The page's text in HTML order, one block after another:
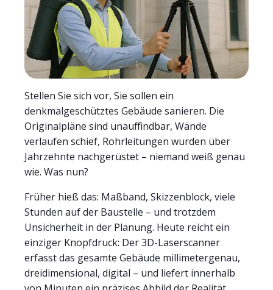
Stellen Sie sich vor, Sie sollen ein
denkmalgeschütztes Gebäude sanieren. Die
Originalpläne sind unauffindbar, Wände
verlaufen schief, Rohrleitungen wurden über
Jahrzehnte nachgerüstet – niemand weiß genau
wie. Was nun?
Früher hieß das: Maßband, Skizzenblock, viele
Stunden auf der Baustelle – und trotzdem
Unsicherheit in der Planung. Heute reicht ein
einziger Knopfdruck: Der 3D-Laserscanner
erfasst das gesamte Gebäude millimetergenau,
dreidimensional, digital – und liefert innerhalb